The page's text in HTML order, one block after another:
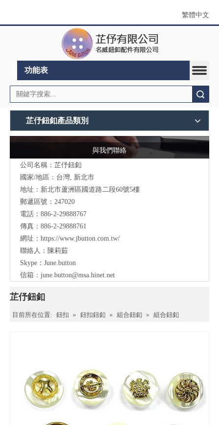
繁體中文
功能表
芷伃鈕釦產品類別
與我們聯絡
公司名稱：芷伃鈕釦
國家/地區：台灣, 新北市
地址： 新北市蘆洲區國道路二段60號5樓
郵遞區號：247020
電話：886-2-29888767
傳真：886-2-29888761
網址： https://www.jbutton.com.tw/
聯絡人：陳莉茹
Skype：June.button
信箱： june.button@msa.hinet.net
芷伃鈕釦
目前所在位置: 鈕扣 » 鈕扣鈕釦 » 組合鈕釦 » 組合鈕釦